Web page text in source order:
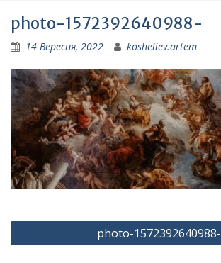
photo-1572392640988-
14 Вересня, 2022 kosheliev.artem
Навігація
записів
photo-1572392640988-